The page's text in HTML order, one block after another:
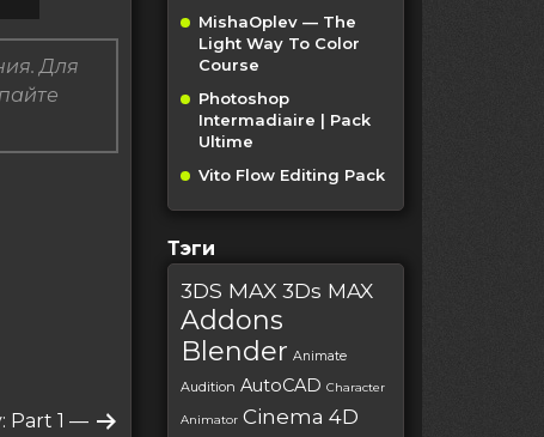
Для
Part 1 —
MishaOplev — The
Light Way To Color
Course
Photoshop
Intermadiaire | Pack
Ultime
Vito Flow Editing Pack
Тэги
3DS MAX 3Ds MAX
Addons
Blender Animate
Audition AutoCAD Character
Animator Cinema 4D